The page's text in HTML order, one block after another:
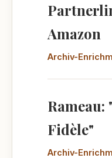
Amazon
Archiv-
Rameau:
Fidèle"
Archiv-